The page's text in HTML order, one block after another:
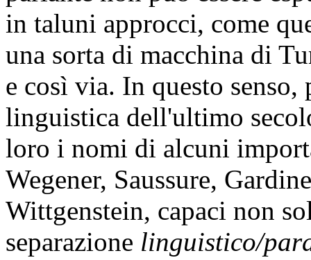
in taluni approcci, come
una sorta di macchina di
e così via. In questo
linguistica dell'ultimo
loro i nomi di alcuni
Wegener, Saussure,
Wittgenstein, capaci non
separazione linguistico/